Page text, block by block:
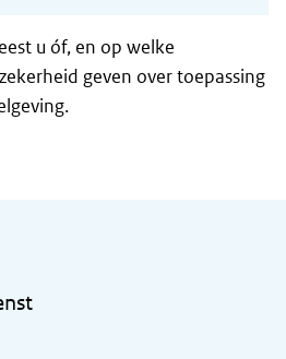
u óf, en op welke
geven over toepassing